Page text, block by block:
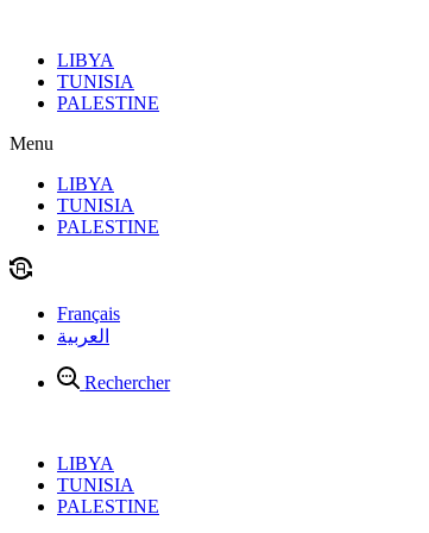
contenuLIBYA
TUNISIA
PALESTINE
Menu
LIBYA
TUNISIA
PALESTINE
Français
العربية
Rechercher
LIBYA
TUNISIA
PALESTINE